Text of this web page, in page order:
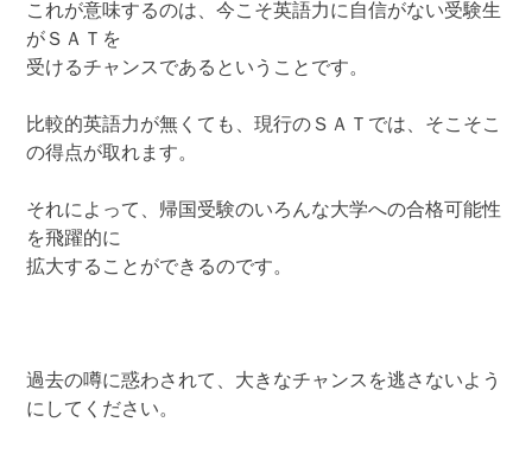
これが意味するのは、今こそ英語力に自信がない受験生
がＳＡＴを
受けるチャンスであるということです。
比較的英語力が無くても、現行のＳＡＴでは、そこそこ
の得点が取れます。
それによって、帰国受験のいろんな大学への合格可能性
を飛躍的に
拡大することができるのです。
過去の噂に惑わされて、大きなチャンスを逃さないよう
にしてください。